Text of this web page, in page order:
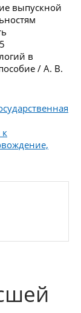
выпускной
в
/ А. В.